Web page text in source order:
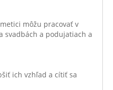
môžu pracovať v
svadbách a podujatiach a
ich vzhľad a cítiť sa